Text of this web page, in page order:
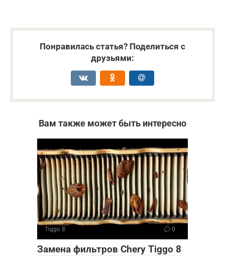
Понравилась статья? Поделиться с
друзьями:
Вам также может быть интересно
Tiggo 8 0
Замена фильтров Chery Tiggo 8